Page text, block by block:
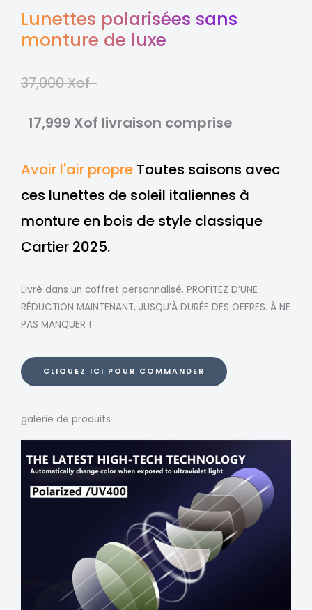
Lunettes polarisées sans
monture de luxe
37,000 Xof
17,999 Xof livraison comprise
Avoir l'air propre Toutes saisons avec
ces lunettes de soleil italiennes à
monture en bois de style classique
Cartier 2025.
Livré dans un coffret personnalisé. PROFITEZ D’UNE
RÉDUCTION MAINTENANT, JUSQU’À DURÉE DES OFFRES. À NE
PAS MANQUER !
CLIQUEZ ICI POUR COMMANDER
galerie de produits